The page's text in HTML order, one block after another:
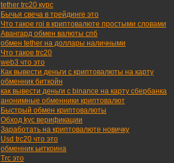
tether trc20 курс
Бычья свеча в трейдинге это
Что такое roi в криптовалюте простыми словами
Авангард обмен валюты спб
обмен tether на доллары наличными
Что такое trc20
web3 что это
Как вывести деньги с криптовалюты на карту
обменник биткойн
как вывести деньги с binance на карту сбербанка
анонимные обменники криптовалют
Быстрый обмен криптовалюты
Обход kyc верификации
Заработать на криптовалюте новичку
Usd trc20 что это
обменник ьиткоина
Trc это